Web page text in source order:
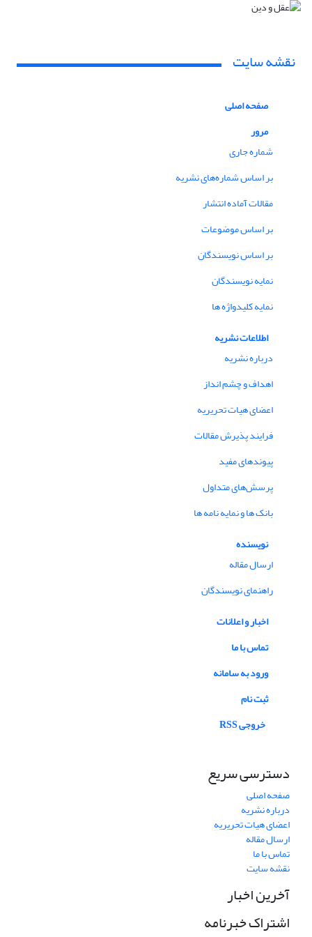
نقشه سایت
صفحه اصلی
مرور
شماره جاری
بر اساس شماره‌های نشریه
مقالات آماده انتشار
بر اساس موضوعات
بر اساس نویسندگان
نمایه نویسندگان
نمایه کلیدواژه ها
اطلاعات نشریه
درباره نشریه
اهداف و چشم انداز
اعضای هیات تحریریه
فرایند پذیرش مقالات
پیوندهای مفید
پرسش‌های متداول
بانک ها و نمایه نامه ها
نویسنده
ارسال مقاله
راهنمای نویسندگان
اخبار و اعلانات
تماس با ما
ورود به سامانه
ثبت نام
خروجی RSS
دسترسی سریع
صفحه اصلی
درباره نشریه
اعضای هیات تحریریه
ارسال مقاله
تماس با ما
نقشه سایت
آخرین اخبار
اشتراک خبرنامه